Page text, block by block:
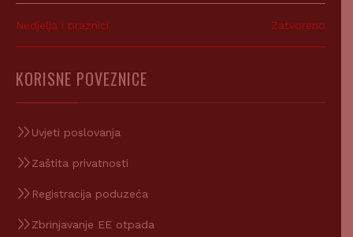
Nedjelja i praznici Zatvoreno
KORISNE POVEZNICE
Uvjeti poslovanja
Zaštita privatnosti
Registracija poduzeća
Zbrinjavanje EE otpada